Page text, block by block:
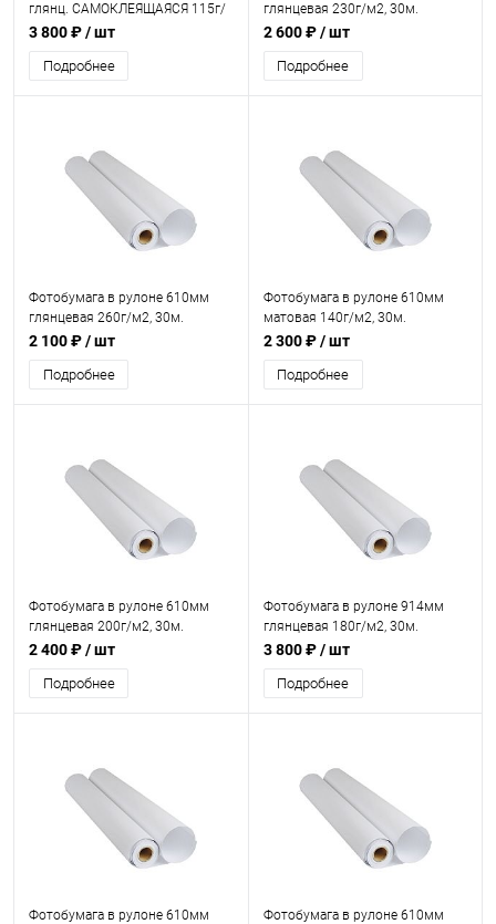
глянц. САМОКЛЕЯЩАЯСЯ 115г/
м2, 30м.
3 800 ₽/ шт
Подробнее
глянцевая 230г/м2, 30м.
2 600 ₽/ шт
Подробнее
Фотобумага в рулоне 610мм
глянцевая 260г/м2, 30м.
2 100 ₽/ шт
Подробнее
Фотобумага в рулоне 610мм
матовая 140г/м2, 30м.
2 300 ₽/ шт
Подробнее
Фотобумага в рулоне 610мм
глянцевая 200г/м2, 30м.
2 400 ₽/ шт
Подробнее
Фотобумага в рулоне 914мм
глянцевая 180г/м2, 30м.
3 800 ₽/ шт
Подробнее
Фотобумага в рулоне 610мм
Фотобумага в рулоне 610мм